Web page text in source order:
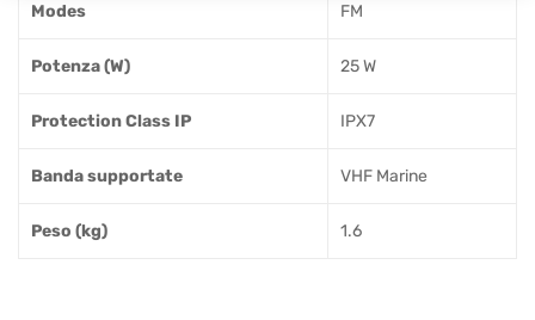
Modes FM
Potenza (W) 25 W
Protection Class IP IPX7
Banda supportate VHF Marine
Peso (kg) 1.6